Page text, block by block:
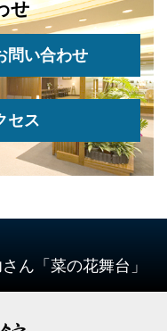
せ
問い合わせ
セス
ん「菜の花舞台」